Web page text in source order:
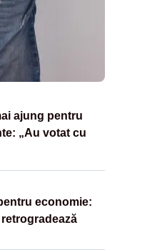
ajung pentru
„Au votat cu
economie:
retrogradează